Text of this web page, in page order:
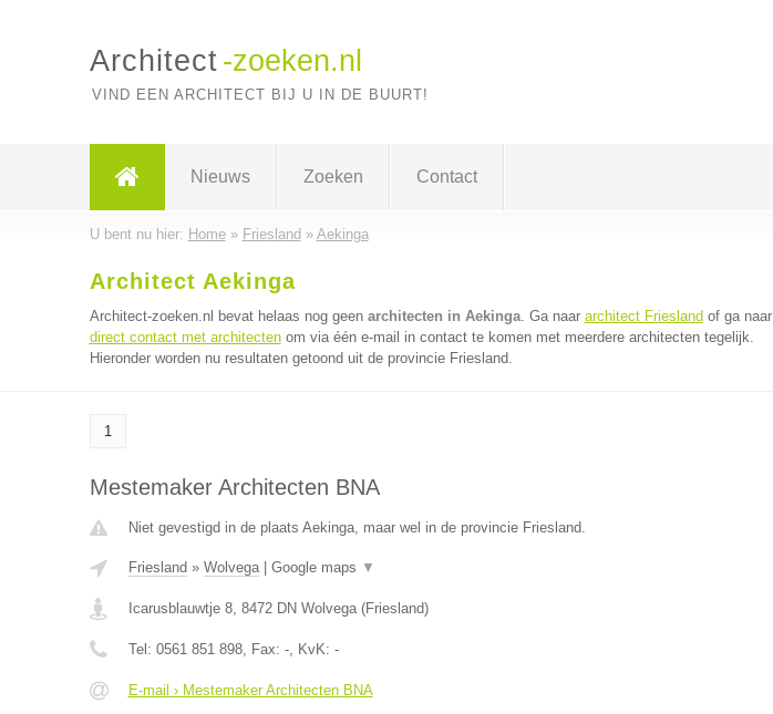
Architect -zoeken.nl
VIND EEN ARCHITECT BIJ U IN DE BUURT!
Nieuws Zoeken Contact
U bent nu hier: Home» Friesland » Aekinga
Architect Aekinga
Architect-zoeken.nl bevat helaas nog geen architecten in Aekinga. Ga naar architect Friesland of ga naar
direct contact met architectenom via één e-mail in contact te komen met meerdere architecten tegelijk.
Hieronder worden nu resultaten getoond uit de provincie Friesland.
1
Mestemaker Architecten BNA
Niet gevestigd in de plaats Aekinga, maar wel in de provincie Friesland.
Friesland » Wolvega| Google maps ▼
Icarusblauwtje 8, 8472 DN Wolvega(Friesland)
Tel: 0561 851 898, Fax: -, KvK: -
E-mail › Mestemaker Architecten BNA